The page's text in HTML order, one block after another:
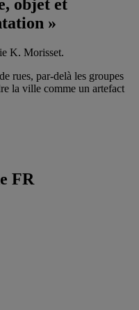
objet et
»
K. Morisset.
rues, par-delà les groupes
la ville comme un artefact
FR